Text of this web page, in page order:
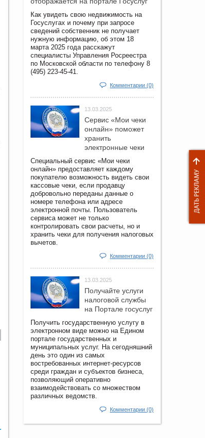
Как увидеть свою недвижимость на
Госуслугах и почему при запросе
сведений собственник не получает
нужную информацию, об этом 18
марта 2025 года расскажут
специалисты Управления Росреестра
по Московской области по телефону 8
(495) 223-45-41.
Комментарии (0)
13.03.2025
Сервис «Мои чеки
онлайн» поможет
хранить
электронные чеки
Специальный сервис «Мои чеки
онлайн» предоставляет каждому
покупателю возможность видеть свои
кассовые чеки, если продавцу
добровольно переданы данные о
номере телефона или адресе
электронной почты. Пользователь
сервиса может не только
контролировать свои расчеты, но и
хранить чеки для получения налоговых
вычетов.
Комментарии (0)
13.03.2025
Получайте услуги
налоговой службы
на Портале госyслуг
Получить государственную услугу в
электронном виде можно на Едином
портале государственных и
муниципальных услуг. На сегодняшний
день это один из самых
востребованных интернет-ресурсов
среди граждан и субъектов бизнеса,
позволяющий оперативно
взаимодействовать со множеством
различных ведомств.
Комментарии (0)